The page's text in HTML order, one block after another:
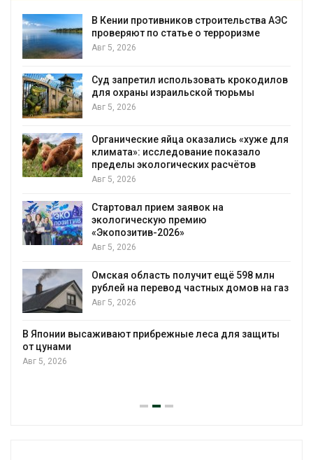
В Кении противников строительства АЭС
проверяют по статье о терроризме
Авг 5, 2026
Суд запретил использовать крокодилов
для охраны израильской тюрьмы
Авг 5, 2026
Органические яйца оказались «хуже для
климата»: исследование показало
пределы экологических расчётов
Авг 5, 2026
Стартовал прием заявок на
экологическую премию
«Экопозитив-2026»
Авг 5, 2026
Омская область получит ещё 598 млн
рублей на перевод частных домов на газ
Авг 5, 2026
В Японии высаживают прибрежные леса для защиты
от цунами
Авг 5, 2026